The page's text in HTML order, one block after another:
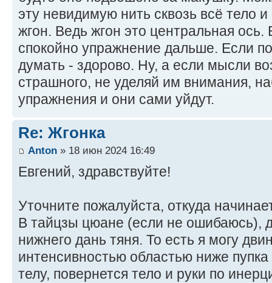
эту невидимую нить сквозь всё тело
жгон. Ведь жгон это центральная
спокойно упражнение дальше. Если
думать - здорово. Ну, а если мысли
страшного, не уделяй им внимания,
упражнения и они сами уйдут.
Re: Жгонка
Anton » 18 июн 2024 16:49
Евгений, здравствуйте!
Уточните пожалуйста, откуда
В тайцзы цюане (если не ошибаюсь),
нижнего дань тяня. То есть я могу
интенсивностью областью ниже
телу, повернется тело и руки по